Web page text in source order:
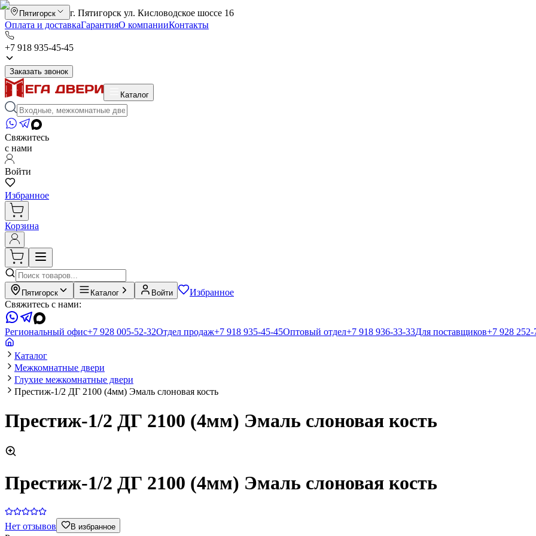
Пятигорск
г. Пятигорск ул. Кисловодское шоссе 16
Оплата и доставкаГарантияО компанииКонтакты
+7 918 935-45-45
Заказать звонок
Каталог
Свяжитесь
с нами
Войти
Избранное
Корзина
Пятигорск Каталог Войти
Избранное
Свяжитесь с нами:
Региональный офис+7 928 005-52-32Отдел продаж+7 918 935-45-45Оптовый отдел+7 918 936-33-33Для поставщиков+7 928 252-
Каталог
Межкомнатные двери
Глухие межкомнатные двери
Престиж-1/2 ДГ 2100 (4мм) Эмаль слоновая кость
Престиж-1/2 ДГ 2100 (4мм) Эмаль слоновая кость
Престиж-1/2 ДГ 2100 (4мм) Эмаль слоновая кость
Нет отзывов В избранное